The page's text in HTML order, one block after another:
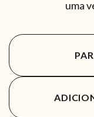
uma